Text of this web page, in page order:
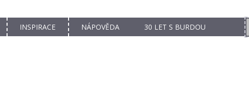
INSPIRACE NÁPOVĚDA 30 LET S BURDOU